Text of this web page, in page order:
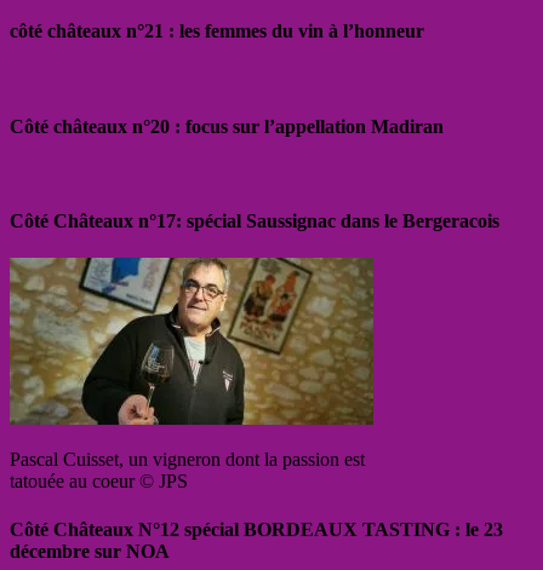
côté châteaux n°21 : les femmes du vin à l’honneur
Côté châteaux n°20 : focus sur l’appellation Madiran
Côté Châteaux n°17: spécial Saussignac dans le Bergeracois
Pascal Cuisset, un vigneron dont la passion est
tatouée au coeur © JPS
Côté Châteaux N°12 spécial BORDEAUX TASTING : le 23
décembre sur NOA